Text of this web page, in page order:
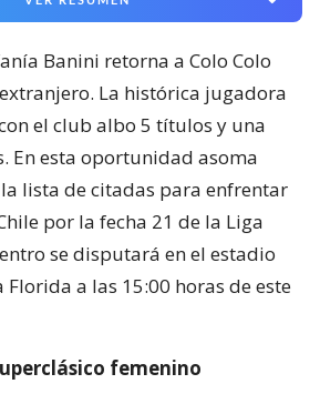
Banini retorna a Colo Colo
La histórica jugadora
el club albo 5 títulos y una
En esta oportunidad asoma
lista de citadas para enfrentar
por la fecha 21 de la Liga
se disputará en el estadio
Florida a las 15:00 horas de este
femenino